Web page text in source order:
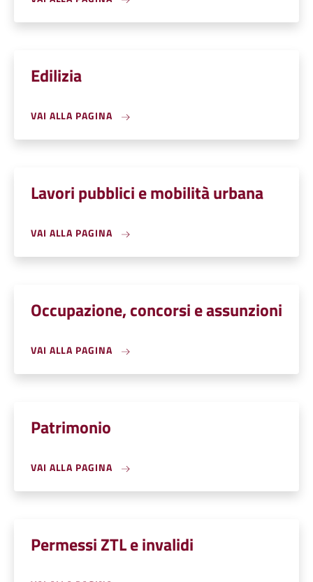
Edilizia
VAI ALLA PAGINA
Lavori pubblici e mobilità urbana
VAI ALLA PAGINA
Occupazione, concorsi e assunzioni
VAI ALLA PAGINA
Patrimonio
VAI ALLA PAGINA
Permessi ZTL e invalidi